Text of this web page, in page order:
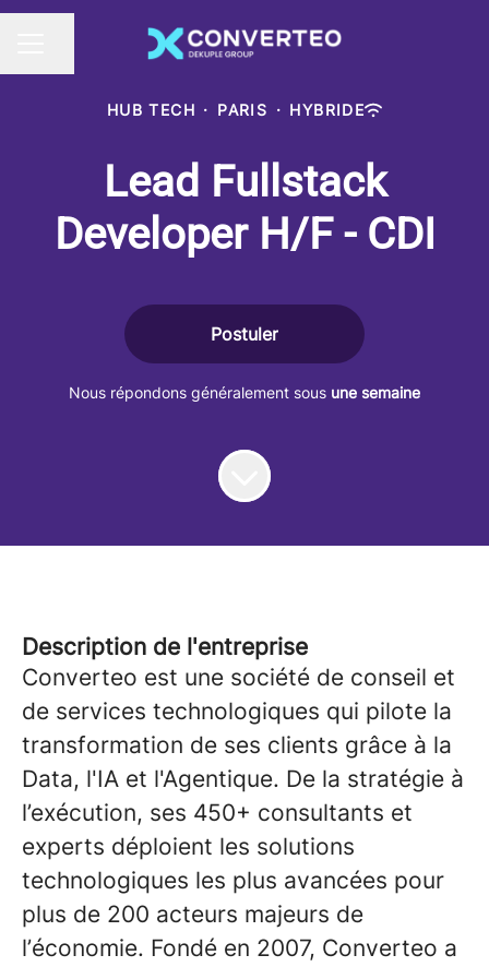
MENU CARRIÈRE
Partager la page
HUB TECH · PARIS · HYBRIDE
Lead Fullstack
Developer H/F - CDI
Postuler
Nous répondons généralement sous une semaine
Description de l'entreprise
Converteo est une société de conseil et
de services technologiques qui pilote la
transformation de ses clients grâce à la
Data, l'IA et l'Agentique. De la stratégie à
l’exécution, ses 450+ consultants et
experts déploient les solutions
technologiques les plus avancées pour
plus de 200 acteurs majeurs de
l’économie. Fondé en 2007, Converteo a